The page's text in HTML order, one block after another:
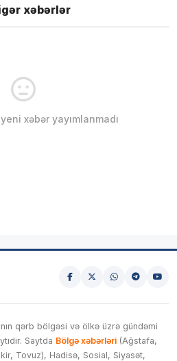
xəbərlər
xəbər yayımlanmadı
qərb bölgəsi və ölkə üzrə gündəmi
Saytda Bölgə xəbərləri (Ağstafa,
Tovuz), Hadisə, Sosial, Siyasət,